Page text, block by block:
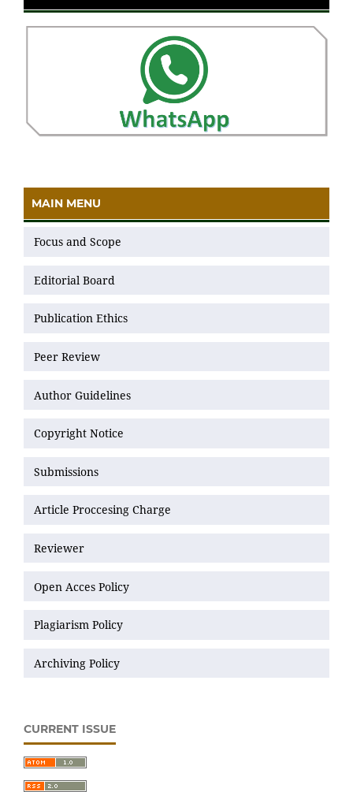
MAIN MENU
Focus and Scope
Editorial Board
Publication Ethics
Peer Review
Author Guidelines
Copyright Notice
Submissions
Article Proccesing Charge
Reviewer
Open Acces Policy
Plagiarism Policy
Archiving Policy
CURRENT ISSUE